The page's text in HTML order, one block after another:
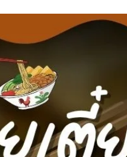
เรือนทับทิม รีสอร์ท
อยุธยา
เรือนทับทิม รีสอร์ท อยุธยา โรง
เกาะลอย อยุธยา พัฒนามาจากบ้
เอกลักษณ์ที่โดดเด่นและน่าสนใจ
มิวเซียมขนาดเล็ก180ปี ให้เข้า
อาหารไทยโบราณ รสชาติโดด